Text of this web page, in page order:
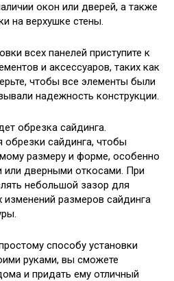
окон или дверей, а также
на верхушке стены.
всех панелей приступите к
и аксессуаров, таких как
чтобы все элементы были
надежность конструкции.
обрезка сайдинга.
обрезки сайдинга, чтобы
размеру и форме, особенно
или дверными откосами. При
небольшой зазор для
размеров сайдинга
способу установки
руками, вы сможете
и придать ему отличный